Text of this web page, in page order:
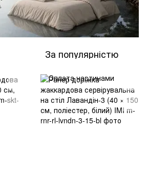
За популярністю